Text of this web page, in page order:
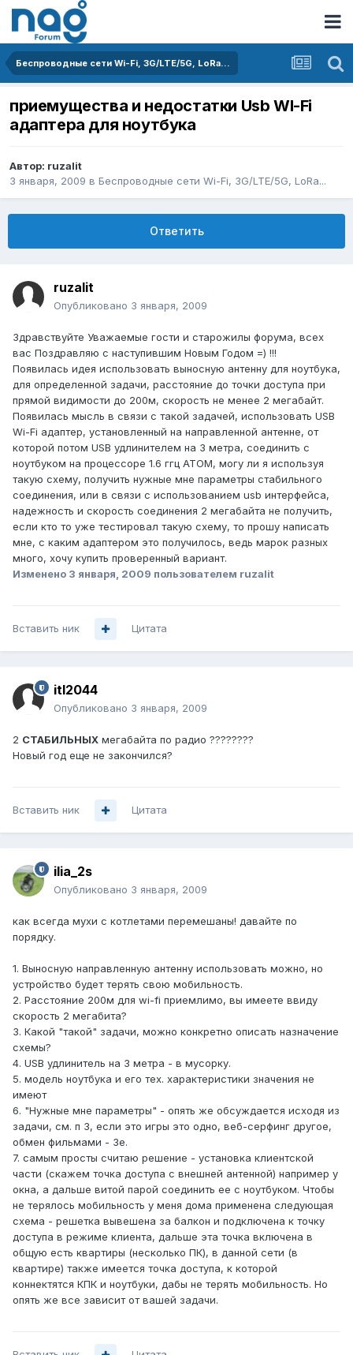
Беспроводные сети Wi-Fi, 3G/LTE/5G, LoRa...
приемущества и недостатки Usb WI-Fi
адаптера для ноутбука
Автор: ruzalit
3 января, 2009 в Беспроводные сети Wi-Fi, 3G/LTE/5G, LoRa...
Ответить
ruzalit
Опубликовано 3 января, 2009
Здравствуйте Уважаемые гости и старожилы форума, всех
вас Поздравляю с наступившим Новым Годом =) !!!
Появилась идея использовать выносную антенну для ноутбука,
для определенной задачи, расстояние до точки доступа при
прямой видимости до 200м, скорость не менее 2 мегабайт.
Появилась мысль в связи с такой задачей, использовать USB
Wi-Fi адаптер, установленный на направленной антенне, от
которой потом USB удлинителем на 3 метра, соединить с
ноутбуком на процессоре 1.6 ггц ATOM, могу ли я используя
такую схему, получить нужные мне параметры стабильного
соединения, или в связи с использованием usb интерфейса,
надежность и скорость соединения 2 мегабайта не получить,
если кто то уже тестировал такую схему, то прошу написать
мне, с каким адаптером это получилось, ведь марок разных
много, хочу купить проверенный вариант.
Изменено 3 января, 2009 пользователем ruzalit
Вставить ник Цитата
itl2044
Опубликовано 3 января, 2009
2 СТАБИЛЬНЫХ мегабайта по радио ????????
Новый год еще не закончился?
Вставить ник Цитата
ilia_2s
Опубликовано 3 января, 2009
как всегда мухи с котлетами перемешаны! давайте по
порядку.
1. Выносную направленную антенну использовать можно, но
устройство будет терять свою мобильность.
2. Расстояние 200м для wi-fi приемлимо, вы имеете ввиду
скорость 2 мегабита?
3. Какой "такой" задачи, можно конкретно описать назначение
схемы?
4. USB удлинитель на 3 метра - в мусорку.
5. модель ноутбука и его тех. характеристики значения не
имеют
6. "Нужные мне параметры" - опять же обсуждается исходя из
задачи, см. п 3, если это игры это одно, веб-серфинг другое,
обмен фильмами - 3е.
7. самым просты считаю решение - установка клиентской
части (скажем точка доступа с внешней антенной) например у
окна, а дальше витой парой соединить ее с ноутбуком. Чтобы
не терялось мобильность у меня дома применена следующая
схема - решетка вывешена за балкон и подключена к точку
доступа в режиме клиента, дальше эта точка включена в
общую есть квартиры (несколько ПК), в данной сети (в
квартире) также имеется точка доступа, к которой
коннектятся КПК и ноутбуки, дабы не терять мобильность. Но
опять же все зависит от вашей задачи.